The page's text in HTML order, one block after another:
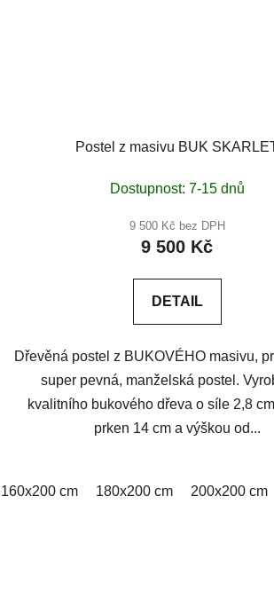
160x200 cm 180x200 cm 200x200
Postel z masivu BUK
Dostupnost: 7-15 dnů
9 500 Kč bez DPH
9 500 Kč
DETAIL
Dřevěná postel z BUKOVÉHO masivu,
super pevná, manželská postel.
kvalitního bukového dřeva o síle 2,8
prken 14 cm a výškou od...
160x200 cm 180x200 cm 200x200 cm